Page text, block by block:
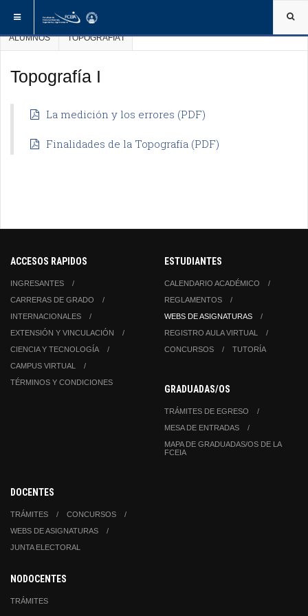
ESTÁ AQUÍ: INICIO
ALUMNOS TOPOGRAFÍA I
Topografía I
La medición y los errores (PDF)
Finalidades de la Topografía (PDF)
ACCESOS RAPIDOS
INGRESANTES
CARRERAS DE GRADO
INTERNACIONALES
EXTENSIÓN Y VINCULACIÓN
CIENCIA Y TECNOLOGÍA
CAMPUS VIRTUAL
TÉRMINOS Y CONDICIONES
ESTUDIANTES
CALENDARIO ACADÉMICO
REGLAMENTOS
WEBS DE ASIGNATURAS
REGISTRO AULA VIRTUAL
CONCURSOS
TUTORÍA
GRADUADAS/OS
TRÁMITES DE EGRESO
MESA DE ENTRADAS
MAPA DE GRADUADAS/OS DE LA
FCEIA
DOCENTES
TRÁMITES
CONCURSOS
WEBS DE ASIGNATURAS
JUNTA ELECTORAL
NODOCENTES
TRÁMITES